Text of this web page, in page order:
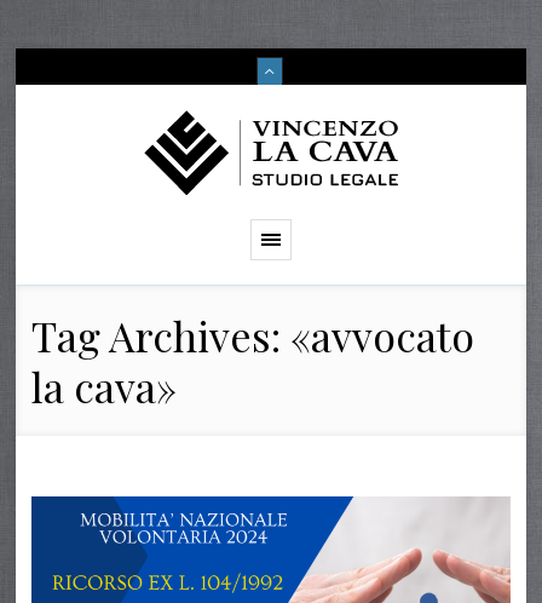
Tag Archives: «avvocato
la cava»